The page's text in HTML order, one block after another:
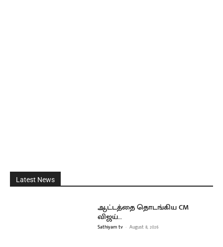
Latest News
ஆட்டத்தை தொடங்கிய CM
விஜய்…
Sathiyam tv - August 8, 2026